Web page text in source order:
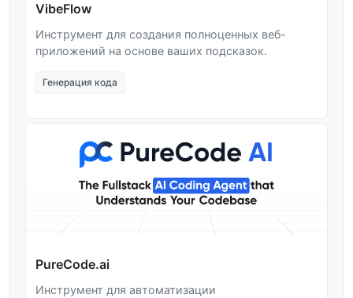
VibeFlow
Инструмент для создания полноценных веб-
приложений на основе ваших подсказок.
Генерация кода
PureCode.ai
Инструмент для автоматизации